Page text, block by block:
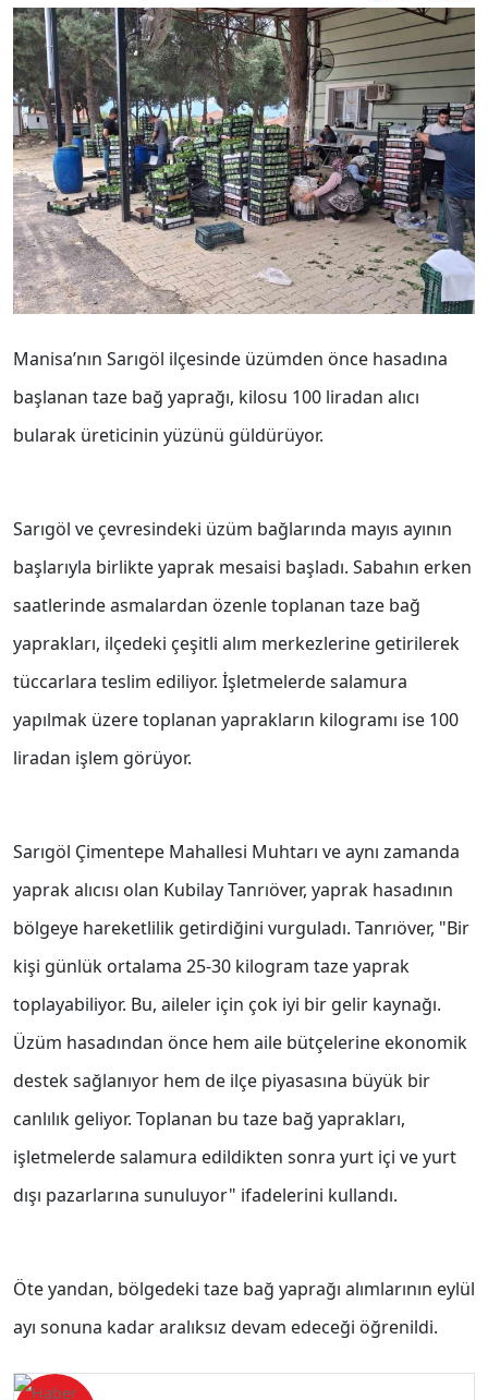
Manisa’nın Sarıgöl ilçesinde üzümden önce hasadına
başlanan taze bağ yaprağı, kilosu 100 liradan alıcı
bularak üreticinin yüzünü güldürüyor.
Sarıgöl ve çevresindeki üzüm bağlarında mayıs ayının
başlarıyla birlikte yaprak mesaisi başladı. Sabahın erken
saatlerinde asmalardan özenle toplanan taze bağ
yaprakları, ilçedeki çeşitli alım merkezlerine getirilerek
tüccarlara teslim ediliyor. İşletmelerde salamura
yapılmak üzere toplanan yaprakların kilogramı ise 100
liradan işlem görüyor.
Sarıgöl Çimentepe Mahallesi Muhtarı ve aynı zamanda
yaprak alıcısı olan Kubilay Tanrıöver, yaprak hasadının
bölgeye hareketlilik getirdiğini vurguladı. Tanrıöver, "Bir
kişi günlük ortalama 25-30 kilogram taze yaprak
toplayabiliyor. Bu, aileler için çok iyi bir gelir kaynağı.
Üzüm hasadından önce hem aile bütçelerine ekonomik
destek sağlanıyor hem de ilçe piyasasına büyük bir
canlılık geliyor. Toplanan bu taze bağ yaprakları,
işletmelerde salamura edildikten sonra yurt içi ve yurt
dışı pazarlarına sunuluyor" ifadelerini kullandı.
Öte yandan, bölgedeki taze bağ yaprağı alımlarının eylül
ayı sonuna kadar aralıksız devam edeceği öğrenildi.